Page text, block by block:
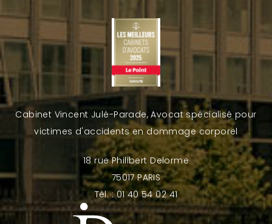
Cabinet Vincent Julé-Parade, Avocat spécialisé pour
victimes d'accidents en dommage corporel
18 rue Philibert Delorme
75017 PARIS
Tél. : 01 40 54 02 41